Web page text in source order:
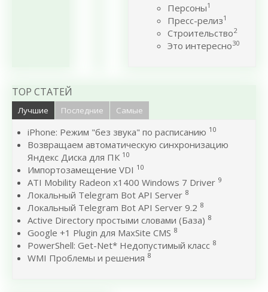
Персоны1
Пресс-релиз1
Строительство2
Это интересно30
TOP СТАТЕЙ
Лучшие Последние Самые
iPhone: Режим "без звука" по расписанию 10
Возвращаем автоматическую синхронизацию
Яндекс Диска для ПК 10
Импортозамещение VDI 10
ATI Mobility Radeon x1400 Windows 7 Driver 9
Локальный Telegram Bot API Server 8
Локальный Telegram Bot API Server 9.2 8
Active Directory простыми словами (База) 8
Google +1 Plugin для MaxSite CMS 8
PowerShell: Get-Net* Недопустимый класс 8
WMI Проблемы и решения 8